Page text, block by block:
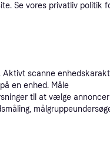
Laveste pris·Bestillingsvare
Se vores privatliv politik
Aktivt scanne
en enhed. Måle
til at vælge